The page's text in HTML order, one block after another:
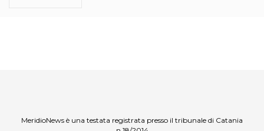
MeridioNews è una testata registrata presso il tribunale di Catania